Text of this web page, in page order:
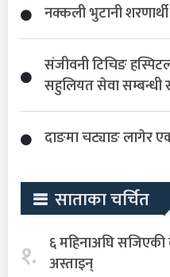
नक्कली भुटानी
संजीवनी टिचिङ
सहुलियत सेवा सम्बन्धी
दाङमा चट्याङ लागेर
साताका चर्चित
१. ६ महिनाअघि
अस्ताइन्